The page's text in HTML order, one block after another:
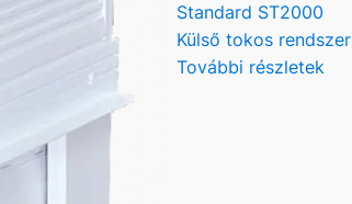
Standard ST2000
Külső tokos rendszer
További részletek